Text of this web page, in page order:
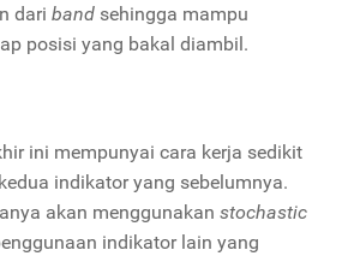
dari band sehingga mampu
posisi yang bakal diambil.
ini mempunyai cara kerja sedikit
indikator yang sebelumnya.
akan menggunakan stochastic
indikator lain yang